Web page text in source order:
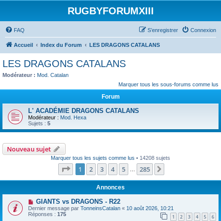
RUGBYFORUMXIII
FAQ Connexion
S’enregistrer
Accueil Index du Forum LES DRAGONS CATALANS
LES DRAGONS CATALANS
Modérateur : Mod. Catalan
Marquer tous les sous-forums comme lus
Forum
L' ACADÉMIE DRAGONS CATALANS
Modérateur : Mod. Hexa
Sujets : 5
Nouveau sujet
Marquer tous les sujets comme lus • 14208 sujets
Page 1sur285
1 2 3 4 5 285
Annonces
GIANTS vs DRAGONS - R22
Dernier message par TonneinsCatalan « 10 août 2026, 10:21
Réponses : 175 1 2 3 4 5 6